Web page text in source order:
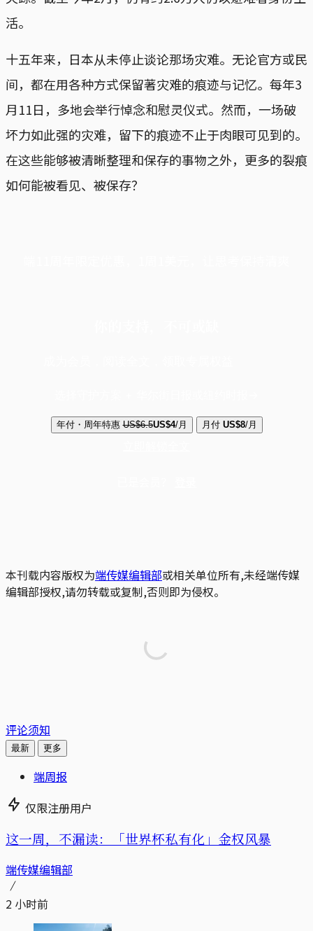
活。
十五年来，日本从未停止谈论那场灾难。无论官方或民
间，都在用各种方式保留著灾难的痕迹与记忆。每年3
月11日，多地会举行悼念和慰灵仪式。然而，一场破
坏力如此强的灾难，留下的痕迹不止于肉眼可见到的。
在这些能够被清晰整理和保存的事物之外，更多的裂痕
如何能被看见、被保存？
年付・周年特惠 US$6.5US$4/月 月付 US$8/月
本刊载内容版权为端传媒编辑部或相关单位所有,未经端传媒
编辑部授权,请勿转载或复制,否则即为侵权。
评论须知
最新 更多
端周报
仅限注册用户
这一周，不漏读：「世界杯私有化」金权风暴
端传媒编辑部
2 小时前